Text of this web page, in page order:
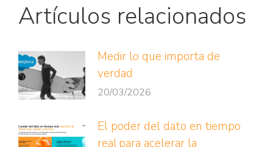
Artículos relacionados
Medir lo que importa de
verdad
20/03/2026
El poder del dato en tiempo
real para acelerar la